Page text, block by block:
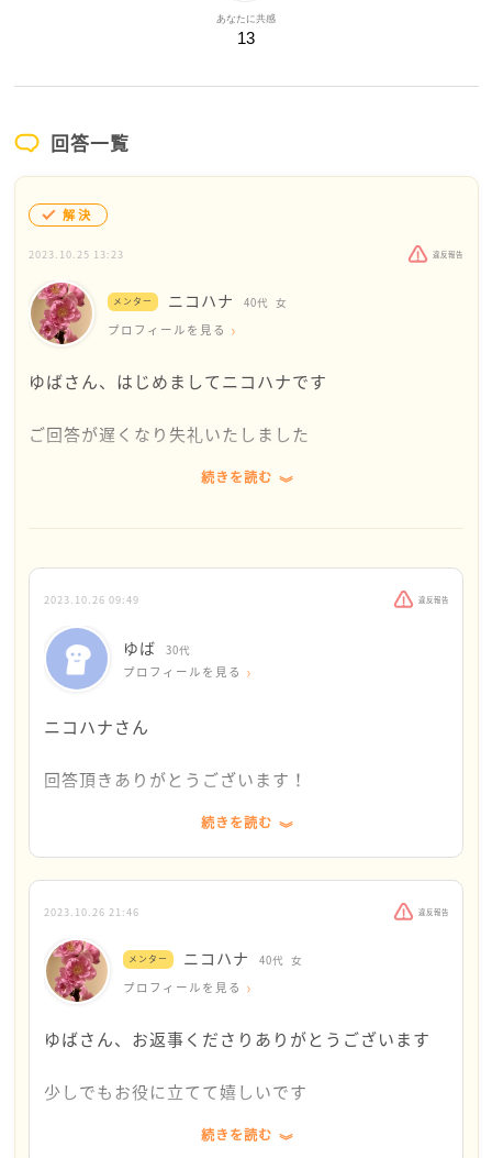
あなたに共感
13
回答一覧
解決
2023.10.25 13:23 違反報告
メンター ニコハナ 40代 女
プロフィールを見る
ゆばさん、はじめましてニコハナです
ご回答が遅くなり失礼いたしました
義理のご両親との関係を上手にし、可愛がられている
すごいです！
しかも、いないところでも食べさせてあげたかった、
のように義理のご両親から思われているのでしょうね^
- ^
でも、嫁の立場からすると違いますよね
が、費用は全てこちら持ち
その上、色々振り回されました
旅行が終わって残るのは、疲労と怒りと虚しさ…苦笑
そして、以前私の職場にいた方は、年末になると毎年
義母と義兄が家に泊まりに来て、年始も過ごして帰っ
てたそうです
たそうです
この話を聞いて、私の年に1、2回の一時的な旅行なら
続きを読む
2023.10.26 09:49 違反報告
ゆば 30代
プロフィールを見る
ニコハナさん
回答頂きありがとうございます！
費用を負担したにも関わらず大変な思いをされたん
ですね…。
ご自身の経験や職場の方の同じ嫁という立場から共
感してくださり、少し気持ちが軽くなりました。
私自身、悩み過ぎて無意識のうちに「全部行く」か
「全部行かない」かの極端な考えになっていたと思
います。
年に数回誘われる内の1回だけ参加と決めておけば
これが一生続くわけでもありませんので、割り切っ
ていこうと思います。
続きを読む
2023.10.26 21:46 違反報告
メンター ニコハナ 40代 女
プロフィールを見る
ゆばさん、お返事くださりありがとうございます
少しでもお役に立てて嬉しいです
悩みって1人で悩み混んでしまうと泥沼にハマって
続きを読む